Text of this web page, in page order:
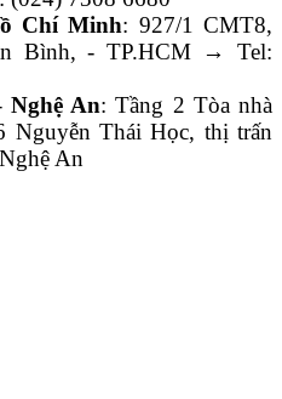
Chí Minh: 927/1 CMT8,
Bình, - TP.HCM → Tel:
Nghệ An: Tầng 2 Tòa nhà
Nguyễn Thái Học, thị trấn
An